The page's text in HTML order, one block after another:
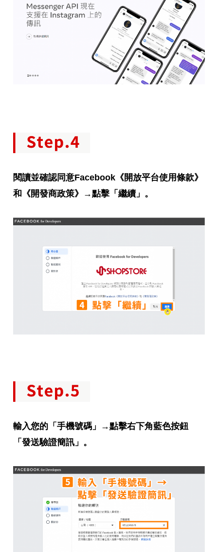
閱讀並確認同意Facebook《開放平台使用條款》
和《開發商政策》→點擊「繼續」。
輸入您的「手機號碼」→點擊右下角藍色按鈕
「發送驗證簡訊」。